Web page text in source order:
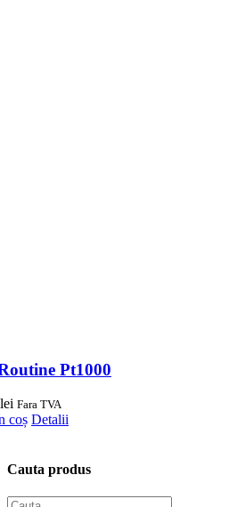
Pt1000
lei Fara TVA
coș Detalii
Cauta produs